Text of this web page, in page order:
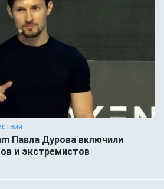
Павла Дурова включили
и экстремистов